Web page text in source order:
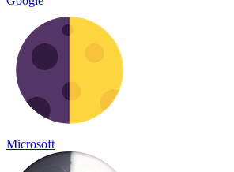
Microsoft